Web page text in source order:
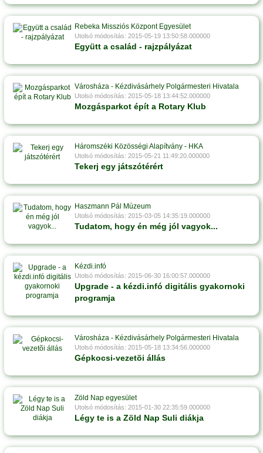
Rebeka Missziós Központ Egyesület
Utolsó módosítás: 2015-05-19 13:50:58.000000
Együtt a család - rajzpályázat
Városháza - Kézdivásárhely Polgármesteri Hivatala
Utolsó módosítás: 2015-05-18 13:44:52.000000
Mozgásparkot épít a Rotary Klub
Háromszéki Közösségi Alapítvány - HKA
Utolsó módosítás: 2015-05-21 11:49:20.000000
Tekerj egy játszótérért
Haszmann Pál Múzeum
Utolsó módosítás: 2015-03-05 14:35:19.000000
Tudatom, hogy én még jól vagyok...
Kézdi.infó
Utolsó módosítás: 2015-06-30 16:00:57.000000
Upgrade - a kézdi.infó digitális gyakornoki
programja
Városháza - Kézdivásárhely Polgármesteri Hivatala
Utolsó módosítás: 2015-05-18 13:34:56.000000
Gépkocsi-vezetõi állás
Zöld Nap egyesület
Utolsó módosítás: 2015-01-30 22:35:59.000000
Légy te is a Zöld Nap Suli diákja